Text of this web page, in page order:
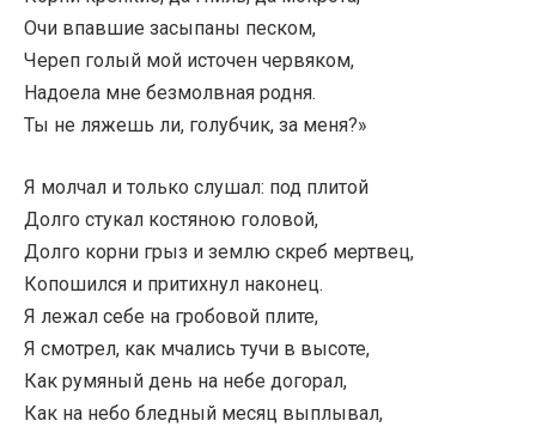
Очи впавшие засыпаны песком,
Череп голый мой источен червяком,
Надоела мне безмолвная родня.
Ты не ляжешь ли, голубчик, за меня?»
Я молчал и только слушал: под плитой
Долго стукал костяною головой,
Долго корни грыз и землю скреб мертвец,
Копошился и притихнул наконец.
Я лежал себе на гробовой плите,
Я смотрел, как мчались тучи в высоте,
Как румяный день на небе догорал,
Как на небо бледный месяц выплывал,